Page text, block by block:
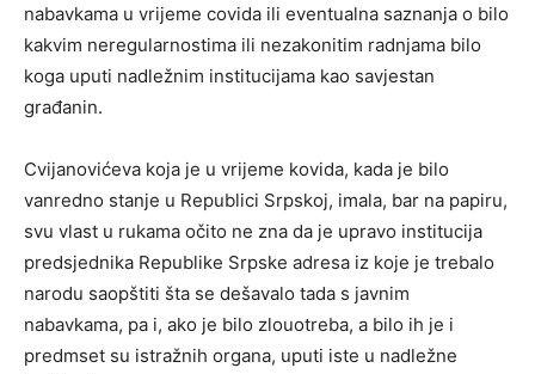
nabavkama u vrijeme covida ili eventualna saznanja o bilo
kakvim neregularnostima ili nezakonitim radnjama bilo
koga uputi nadležnim institucijama kao savjestan
građanin.
Cvijanovićeva koja je u vrijeme kovida, kada je bilo
vanredno stanje u Republici Srpskoj, imala, bar na papiru,
svu vlast u rukama očito ne zna da je upravo institucija
predsjednika Republike Srpske adresa iz koje je trebalo
narodu saopštiti šta se dešavalo tada s javnim
nabavkama, pa i, ako je bilo zlouotreba, a bilo ih je i
predmset su istražnih organa, uputi iste u nadležne